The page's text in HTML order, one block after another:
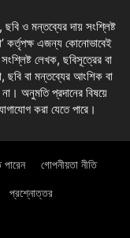
ছবি ও মন্তব্যের দায় সংশ্লিষ্ট
কর্তৃপক্ষ এজন্য কোনোভাবেই
লেখক, ছবিসূত্রের বা
ছবি বা মন্তব্যের আংশিক বা
অনুমতি প্রদানের বিষয়ে
করা যেতে পারে।
গোপনীয়তা নীতি
প্রশ্নোত্তর